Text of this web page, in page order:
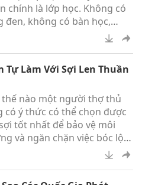
hãi có thể khiến chúng ta
thấy uể oải và kiệt sứ
chính là lớp học. Không có
đen, không có bàn học,
không có ánh đèn huỳnh
tạo ra những kết quả
độc đáo này giúp trẻ phát
tính hiếu kỳ, sáng tạo, khả
thích nghi và tình yêu thiên
Tự Làm Với Sợi Len Thuần
thế nào một người thợ thủ
có ý thức có thể chọn được
tốt nhất để bảo vệ môi
và ngăn chặn việc bóc lột,
đãi các bạn động vật mà